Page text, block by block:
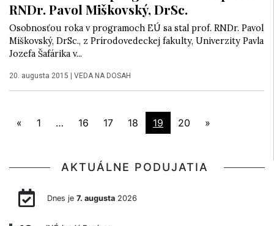
RNDr. Pavol Miškovský, DrSc.
Osobnosťou roka v programoch EÚ sa stal prof. RNDr. Pavol
Miškovský, DrSc., z Prírodovedeckej fakulty, Univerzity Pavla
Jozefa Šafárika v...
20. augusta 2015 | VEDA NA DOSAH
« 1 … 16 17 18 19 20 »
AKTUÁLNE PODUJATIA
Dnes je 7. augusta2026